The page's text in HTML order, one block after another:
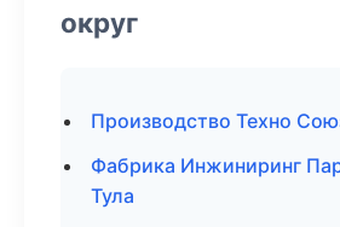
округ
Производство Техно
Фабрика Инжиниринг
Тула